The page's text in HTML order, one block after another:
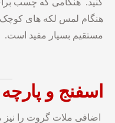
هنگام لمس لکه های کوچک
مستقیم بسیار مفید است.
اسفنج و پارچه
اضافی ملات گروت را نیز